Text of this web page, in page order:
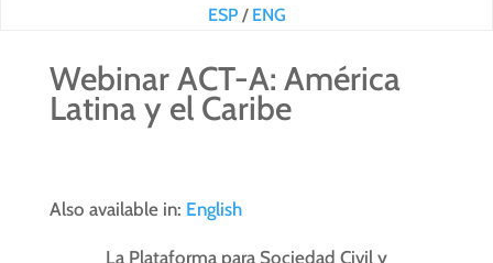
ESP/ ENG
Webinar ACT-A: América
Latina y el Caribe
Also available in: English
La Plataforma para Sociedad Civil y